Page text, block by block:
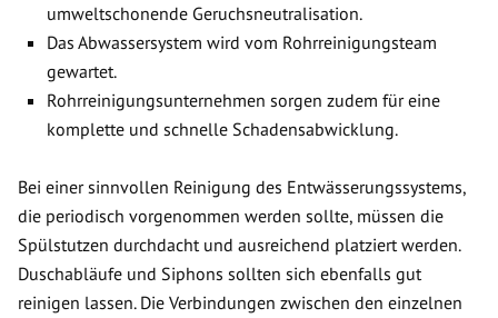
umweltschonende Geruchsneutralisation.
Das Abwassersystem wird vom Rohrreinigungsteam
gewartet.
Rohrreinigungsunternehmen sorgen zudem für eine
komplette und schnelle Schadensabwicklung.
Bei einer sinnvollen Reinigung des Entwässerungssystems,
die periodisch vorgenommen werden sollte, müssen die
Spülstutzen durchdacht und ausreichend platziert werden.
Duschabläufe und Siphons sollten sich ebenfalls gut
reinigen lassen. Die Verbindungen zwischen den einzelnen